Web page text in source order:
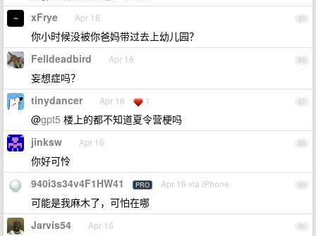
85
xFrye Apr 16
你小时候没被你爸妈带过去上幼儿园？
86
Felldeadbird Apr 16
妄想症吗？
87
tinydancer Apr 16 1
@gpt5 楼上的都不知道夏令营梗吗
88
jinksw Apr 16
你好可怜
89
940i3s34v4F1HW41 PRO Apr 16 via iPhone
可能是我麻木了，可怕在哪
90
Jarvis54 Apr 16